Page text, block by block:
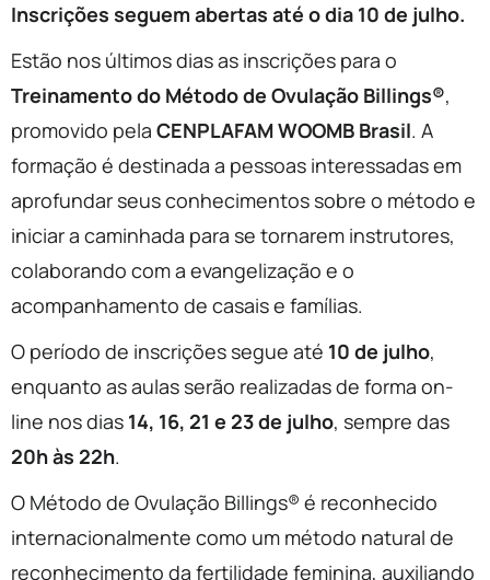
Inscrições seguem abertas até o dia 10 de julho.
Estão nos últimos dias as inscrições para o
Treinamento do Método de Ovulação Billings®,
promovido pela CENPLAFAM WOOMB Brasil. A
formação é destinada a pessoas interessadas em
aprofundar seus conhecimentos sobre o método e
iniciar a caminhada para se tornarem instrutores,
colaborando com a evangelização e o
acompanhamento de casais e famílias.
O período de inscrições segue até 10 de julho,
enquanto as aulas serão realizadas de forma on-
line nos dias 14, 16, 21 e 23 de julho, sempre das
20h às 22h.
O Método de Ovulação Billings® é reconhecido
internacionalmente como um método natural de
reconhecimento da fertilidade feminina, auxiliando